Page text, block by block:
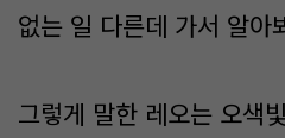
없는 일 다른데 가서 알아
그렇게 말한 레오는 오색